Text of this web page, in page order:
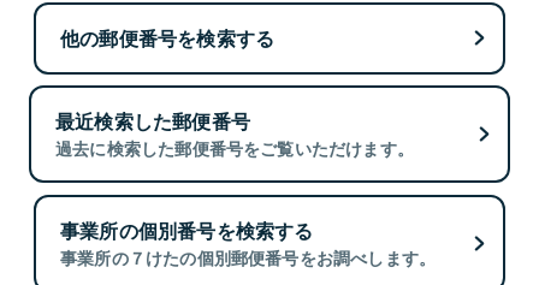
他の郵便番号を検索する
最近検索した郵便番号
過去に検索した郵便番号をご覧いただけます。
事業所の個別番号を検索する
事業所の７けたの個別郵便番号をお調べします。